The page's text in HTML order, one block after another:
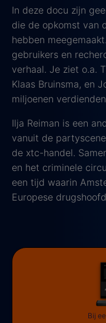
In deze docu zijn
die de opkomst van
hebben
gebruikers en
verhaal. Je ziet o.a.
Klaas Bruinsma, en
miljoenen
Ilja Reiman is een
vanuit de
de xtc-handel.
en het criminele
een tijd waarin
Europese
Bij